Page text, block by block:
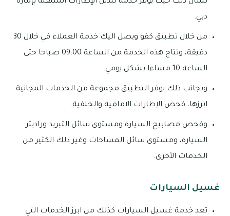
بشان ذلك حيث يوفر خدمة تبديل الإطارات المتنقلة بإمارة
دبي.
من خلال تطبيق كفو ويصل اليك خدمة العملاء في خلال 30
دقيقة، وتتاح هذه الخدمة من الساعة 09:00 صباحا حتى
الساعة 10 مساءا بشكل يومي.
وبجانب ذلك يوفر التطبيق مجموعة من الخدمات المجانية
ابرزها، فحص الإطارات الامامية والخلفية.
وفحص مصابيح السيارة ومستوى سائل التبريد وراديتر
السيارة، ومستوى سائل المساحات وغير ذلك الكثير من
الخدمات الأخرى.
غسيل السيارات
تعد خدمة غسيل السيارات كذلك من ابرز الخدمات التي